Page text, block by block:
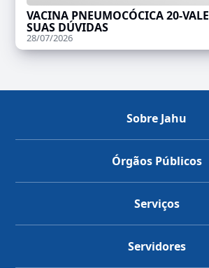
VACINA PNEUMOCÓCICA 20-
SUAS DÚVIDAS
28/07/2026
Sobre Jahu
Órgãos Públicos
Serviços
Servidores